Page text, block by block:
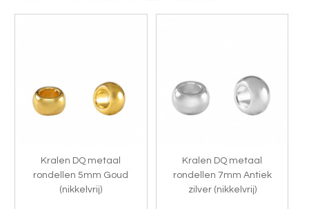
Kralen DQ metaal
rondellen 5mm Goud
(nikkelvrij)
Kralen DQ metaal
rondellen 7mm Antiek
zilver (nikkelvrij)